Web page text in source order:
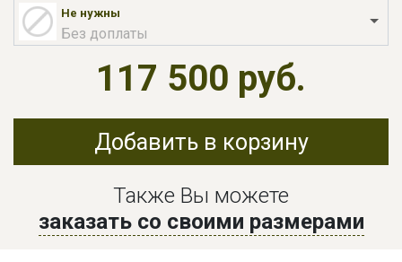
Не нужны
Без доплаты
117 500 руб.
Добавить в корзину
Также Вы можете
заказать со своими размерами